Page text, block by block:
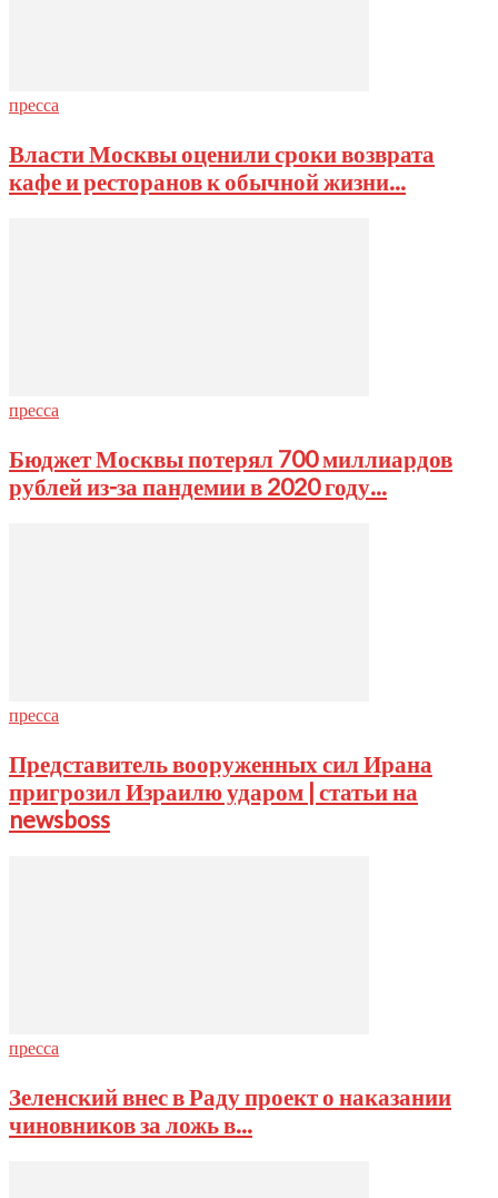
пресса
Власти Москвы оценили сроки возврата
кафе и ресторанов к обычной жизни...
пресса
Бюджет Москвы потерял 700 миллиардов
рублей из-за пандемии в 2020 году...
пресса
Представитель вооруженных сил Ирана
пригрозил Израилю ударом | статьи на
newsboss
пресса
Зеленский внес в Раду проект о наказании
чиновников за ложь в...